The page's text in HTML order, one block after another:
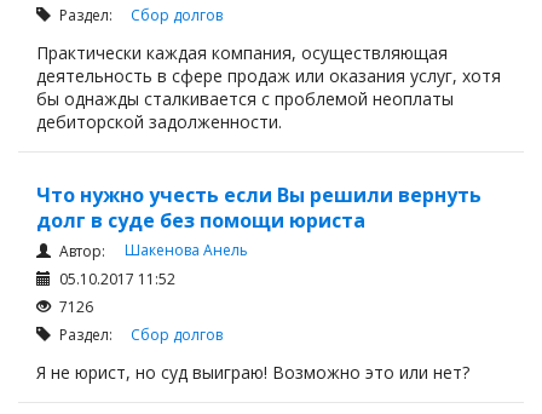
Раздел: Сбор долгов
Практически каждая компания, осуществляющая
деятельность в сфере продаж или оказания услуг, хотя
бы однажды сталкивается с проблемой неоплаты
дебиторской задолженности.
Что нужно учесть если Вы решили вернуть
долг в суде без помощи юриста
Автор:
Шакенова Анель
05.10.2017 11:52
7126
Раздел: Сбор долгов
Я не юрист, но суд выиграю! Возможно это или нет?